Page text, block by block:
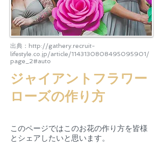
出典： http://gathery.recruit-
lifestyle.co.jp/article/1143130808495095901/
page_2#auto
ジャイアントフラワー
ローズの作り方
このページではこのお花の作り方を皆様
とシェアしたいと思います。